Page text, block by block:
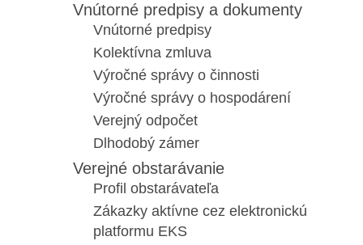
Vnútorné predpisy a dokumenty
Vnútorné predpisy
Kolektívna zmluva
Výročné správy o činnosti
Výročné správy o hospodárení
Verejný odpočet
Dlhodobý zámer
Verejné obstarávanie
Profil obstarávateľa
Zákazky aktívne cez elektronickú
platformu EKS